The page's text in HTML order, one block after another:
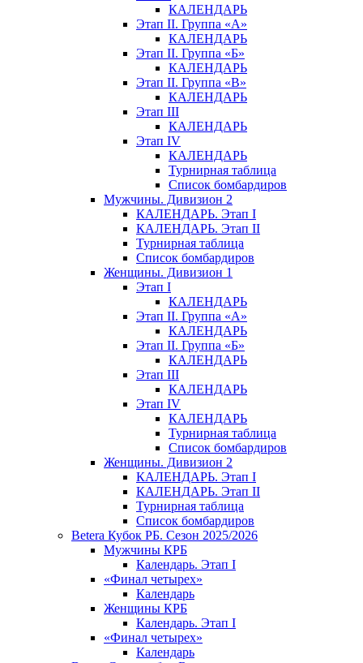
КАЛЕНДАРЬ
Этап II. Группа «А»
КАЛЕНДАРЬ
Этап II. Группа «Б»
КАЛЕНДАРЬ
Этап II. Группа «В»
КАЛЕНДАРЬ
Этап III
КАЛЕНДАРЬ
Этап IV
КАЛЕНДАРЬ
Турнирная таблица
Список бомбардиров
Мужчины. Дивизион 2
КАЛЕНДАРЬ. Этап I
КАЛЕНДАРЬ. Этап II
Турнирная таблица
Список бомбардиров
Женщины. Дивизион 1
Этап I
КАЛЕНДАРЬ
Этап II. Группа «А»
КАЛЕНДАРЬ
Этап II. Группа «Б»
КАЛЕНДАРЬ
Этап III
КАЛЕНДАРЬ
Этап IV
КАЛЕНДАРЬ
Турнирная таблица
Список бомбардиров
Женщины. Дивизион 2
КАЛЕНДАРЬ. Этап I
КАЛЕНДАРЬ. Этап II
Турнирная таблица
Список бомбардиров
Betera Кубок РБ. Сезон 2025/2026
Мужчины КРБ
Календарь. Этап I
«Финал четырех»
Календарь
Женщины КРБ
Календарь. Этап I
«Финал четырех»
Календарь